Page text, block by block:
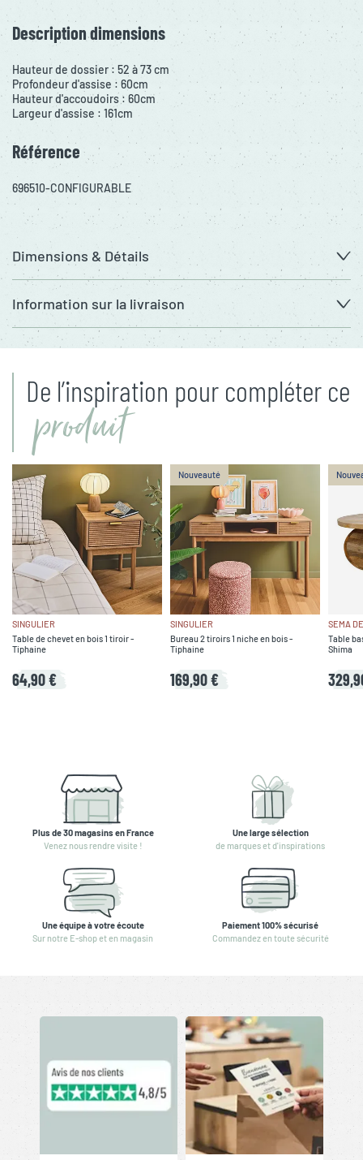
Description dimensions
Hauteur de dossier : 52 à 73 cm
Profondeur d'assise : 60cm
Hauteur d'accoudoirs : 60cm
Largeur d'assise : 161cm
Référence
696510-CONFIGURABLE
Dimensions & Détails
Information sur la livraison
De l’inspiration pour compléter ce
produit
SINGULIER
Table de chevet en bois 1 tiroir -
Tiphaine
64,90 €
Nouveauté
SINGULIER
Bureau 2 tiroirs 1 niche en bois -
Tiphaine
169,90 €
SEMA
Table
Shima
Plus de 30 magasins en France
Venez nous rendre visite !
Une large sélection
de marques et d'inspirations
Une équipe à votre écoute
Sur notre E-shop et en magasin
Paiement 100% sécurisé
Commandez en toute sécurité